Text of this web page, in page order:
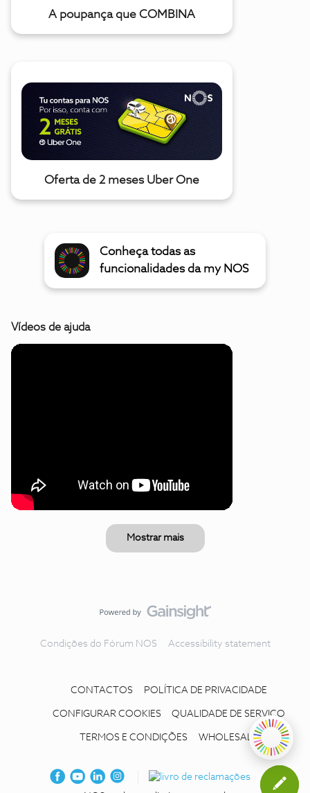
A poupança que COMBINA
Oferta de 2 meses Uber One
Conheça todas as
funcionalidades da my NOS
Vídeos de ajuda
Mostrar mais
Condições do Fórum NOS Accessibility statement
CONTACTOS POLÍTICA DE PRIVACIDADE
CONFIGURAR COOKIES QUALIDADE DE SERVIÇO
TERMOS E CONDIÇÕES WHOLESALE